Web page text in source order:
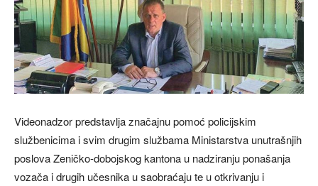
Videonadzor predstavlja značajnu pomoć policijskim
službenicima i svim drugim službama Ministarstva unutrašnjih
poslova Zeničko-dobojskog kantona u nadziranju ponašanja
vozača i drugih učesnika u saobraćaju te u otkrivanju i